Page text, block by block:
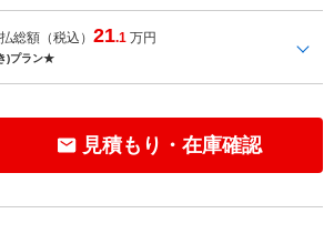
総額（税込）21.1 万円
)プラン★
見積もり・在庫確認